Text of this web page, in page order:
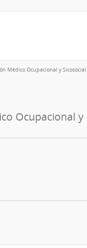
Médico Ocupacional y Sicosocial
Ocupacional y